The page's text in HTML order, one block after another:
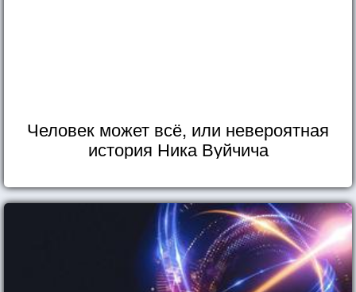
Человек может всё, или невероятная
история Ника Вуйчича